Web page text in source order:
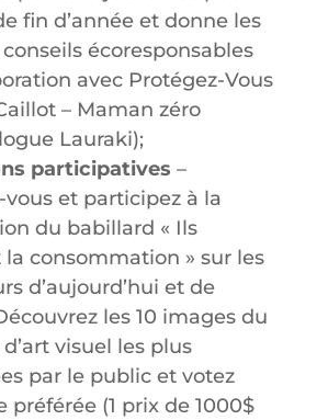
fin d’année et donne les
écoresponsables
avec Protégez-Vous
– Maman zéro
Lauraki);
participatives –
vous et participez à la
du babillard « Ils
consommation » sur les
d’aujourd’hui et de
les 10 images du
visuel les plus
par le public et votez
préférée (1 prix de 1000$